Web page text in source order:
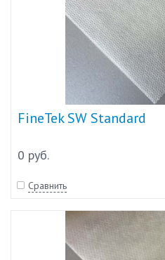
FineTek SW Standard
0 руб.
Сравнить